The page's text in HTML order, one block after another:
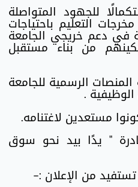
للجهود المتواصلة
التعليم باحتياجات
في دعم خريجي الجامعة
من بناء مستقبل
الرسمية للجامعة
.
مستعدين لاغتنامه.
(46) – مبادرة " يدًا بيد نحو سوق
من الإعلان :-